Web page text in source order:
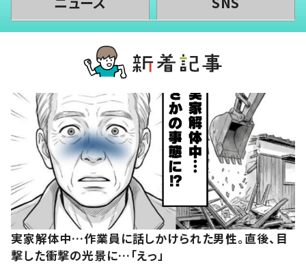
実家解体中…作業員に話しかけられた男性。直後、目
撃した衝撃の光景に…「えっ」